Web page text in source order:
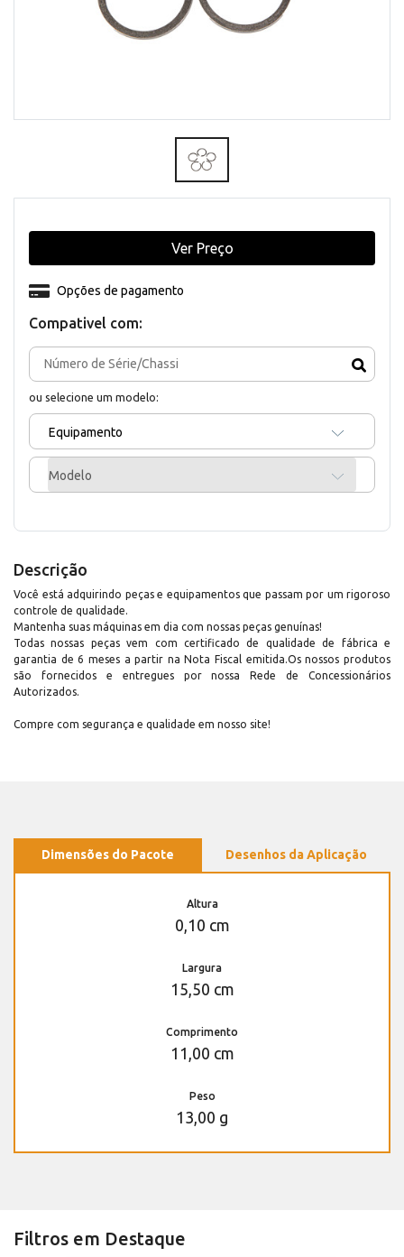
Compativel com:
ou selecione um modelo:
Equipamento
Modelo
Opções de pagamento
Ver Preço
Descrição
Você está adquirindo peças e equipamentos que passam por um rigoroso
controle de qualidade.
Mantenha suas máquinas em dia com nossas peças genuínas!
Todas nossas peças vem com certificado de qualidade de fábrica e
garantia de 6 meses a partir na Nota Fiscal emitida.Os nossos produtos
são fornecidos e entregues por nossa Rede de Concessionários
Autorizados.
Compre com segurança e qualidade em nosso site!
Dimensões do Pacote Desenhos da Aplicação
Altura
0,10 cm
Largura
15,50 cm
Comprimento
11,00 cm
Peso
13,00 g
Filtros em Destaque